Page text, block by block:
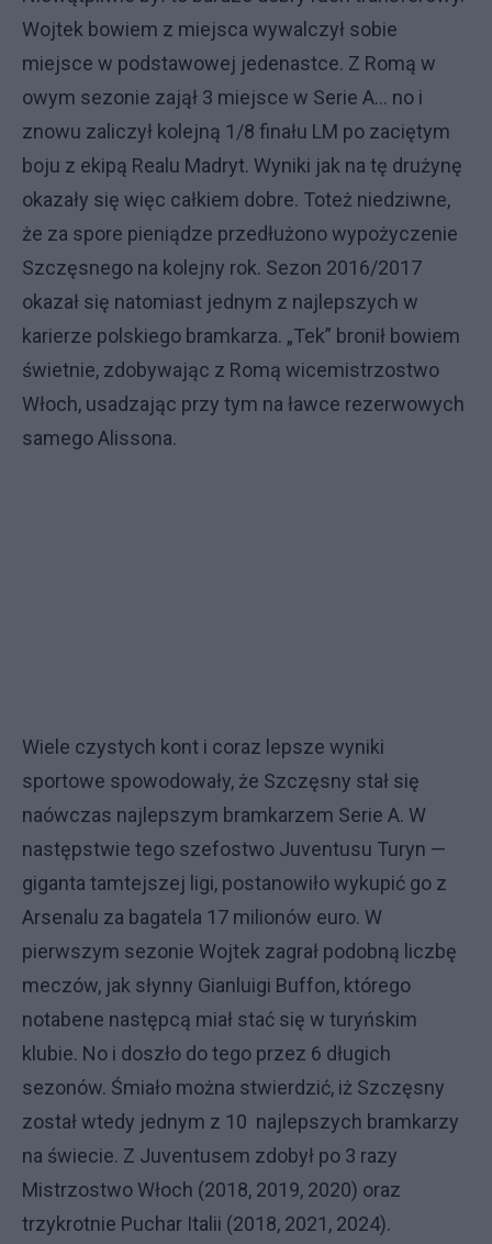
Wojtek bowiem z miejsca wywalczył sobie
miejsce w podstawowej jedenastce. Z Romą w
owym sezonie zajął 3 miejsce w Serie A... no i
znowu zaliczył kolejną 1/8 finału LM po zaciętym
boju z ekipą Realu Madryt. Wyniki jak na tę drużynę
okazały się więc całkiem dobre. Toteż niedziwne,
że za spore pieniądze przedłużono wypożyczenie
Szczęsnego na kolejny rok. Sezon 2016/2017
okazał się natomiast jednym z najlepszych w
karierze polskiego bramkarza. „Tek” bronił bowiem
świetnie, zdobywając z Romą wicemistrzostwo
Włoch, usadzając przy tym na ławce rezerwowych
samego Alissona.
Wiele czystych kont i coraz lepsze wyniki
sportowe spowodowały, że Szczęsny stał się
naówczas najlepszym bramkarzem Serie A. W
następstwie tego szefostwo Juventusu Turyn —
giganta tamtejszej ligi, postanowiło wykupić go z
Arsenalu za bagatela 17 milionów euro. W
pierwszym sezonie Wojtek zagrał podobną liczbę
meczów, jak słynny Gianluigi Buffon, którego
notabene następcą miał stać się w turyńskim
klubie. No i doszło do tego przez 6 długich
sezonów. Śmiało można stwierdzić, iż Szczęsny
został wtedy jednym z 10 najlepszych bramkarzy
na świecie. Z Juventusem zdobył po 3 razy
Mistrzostwo Włoch (2018, 2019, 2020) oraz
trzykrotnie Puchar Italii (2018, 2021, 2024).